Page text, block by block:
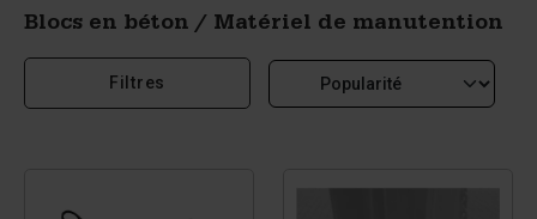
Blocs en béton / Matériel de manutention
Filtres